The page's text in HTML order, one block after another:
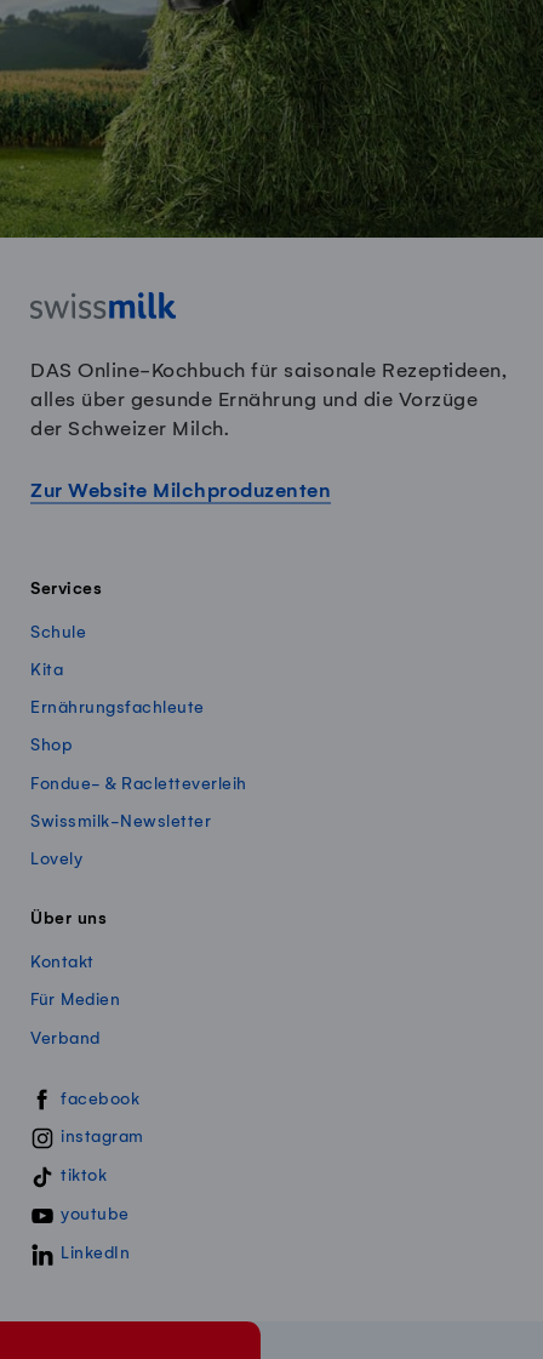
DAS Online-Kochbuch für saisonale Rezeptideen,
alles über gesunde Ernährung und die Vorzüge
der Schweizer Milch.
Zur Website Milchproduzenten
Services
Schule
Kita
Ernährungsfachleute
Shop
Fondue- & Racletteverleih
Swissmilk-Newsletter
Lovely
Über uns
Kontakt
Für Medien
Verband
Swissmillk auf Social Media
facebook
instagram
tiktok
youtube
LinkedIn